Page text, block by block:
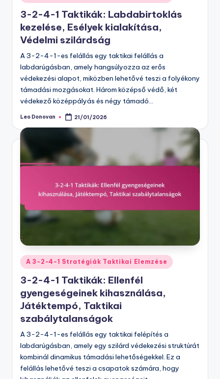
in
3-2-4-1 Taktikák: Labdabirtoklás
kezelése, Esélyek kialakítása,
Védelmi szilárdság
A 3-2-4-1-es felállás egy taktikai felállás a
labdarúgásban, amely hangsúlyozza az erős
védekezési alapot, miközben lehetővé teszi a folyékony
támadási mozgásokat. Három középső védő, két
védekező középpályás és négy támadó…
Posted
Leo Donovan 21/01/2026
Posted
in
A 3-2-4-1 Stratégiák Taktikai Elemzése
3-2-4-1 Taktikák: Ellenfél
gyengeségeinek kihasználása,
Játéktempó, Taktikai
szabálytalanságok
A 3-2-4-1-es felállás egy taktikai felépítés a
labdarúgásban, amely egy szilárd védekezési struktúrát
kombinál dinamikus támadási lehetőségekkel. Ez a
felállás lehetővé teszi a csapatok számára, hogy